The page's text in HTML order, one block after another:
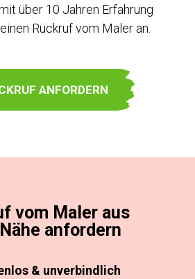
über 10 Jahren Erfahrung
Rückruf vom Maler an.
ANFORDERN
vom Maler aus
Nähe anfordern
& unverbindlich